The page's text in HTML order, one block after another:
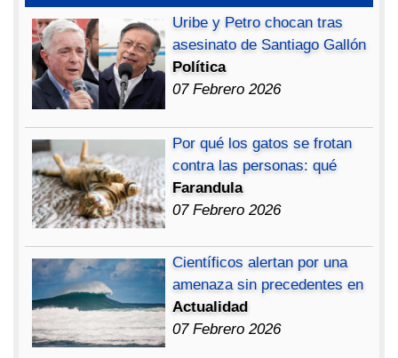
Uribe y Petro chocan tras
asesinato de Santiago Gallón
Política
07 Febrero 2026
Por qué los gatos se frotan
contra las personas: qué
Farandula
07 Febrero 2026
Científicos alertan por una
amenaza sin precedentes en
Actualidad
07 Febrero 2026